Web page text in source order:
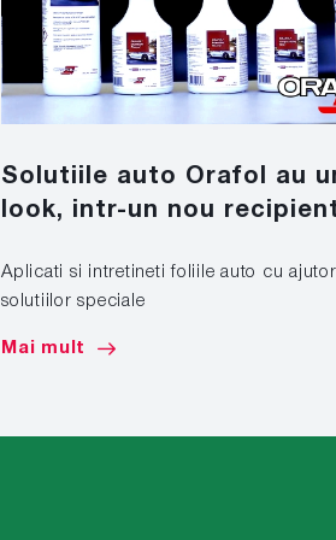
Solutiile auto Orafol au
look, intr-un nou
Aplicati si intretineti foliile auto cu
solutiilor speciale
Mai mult